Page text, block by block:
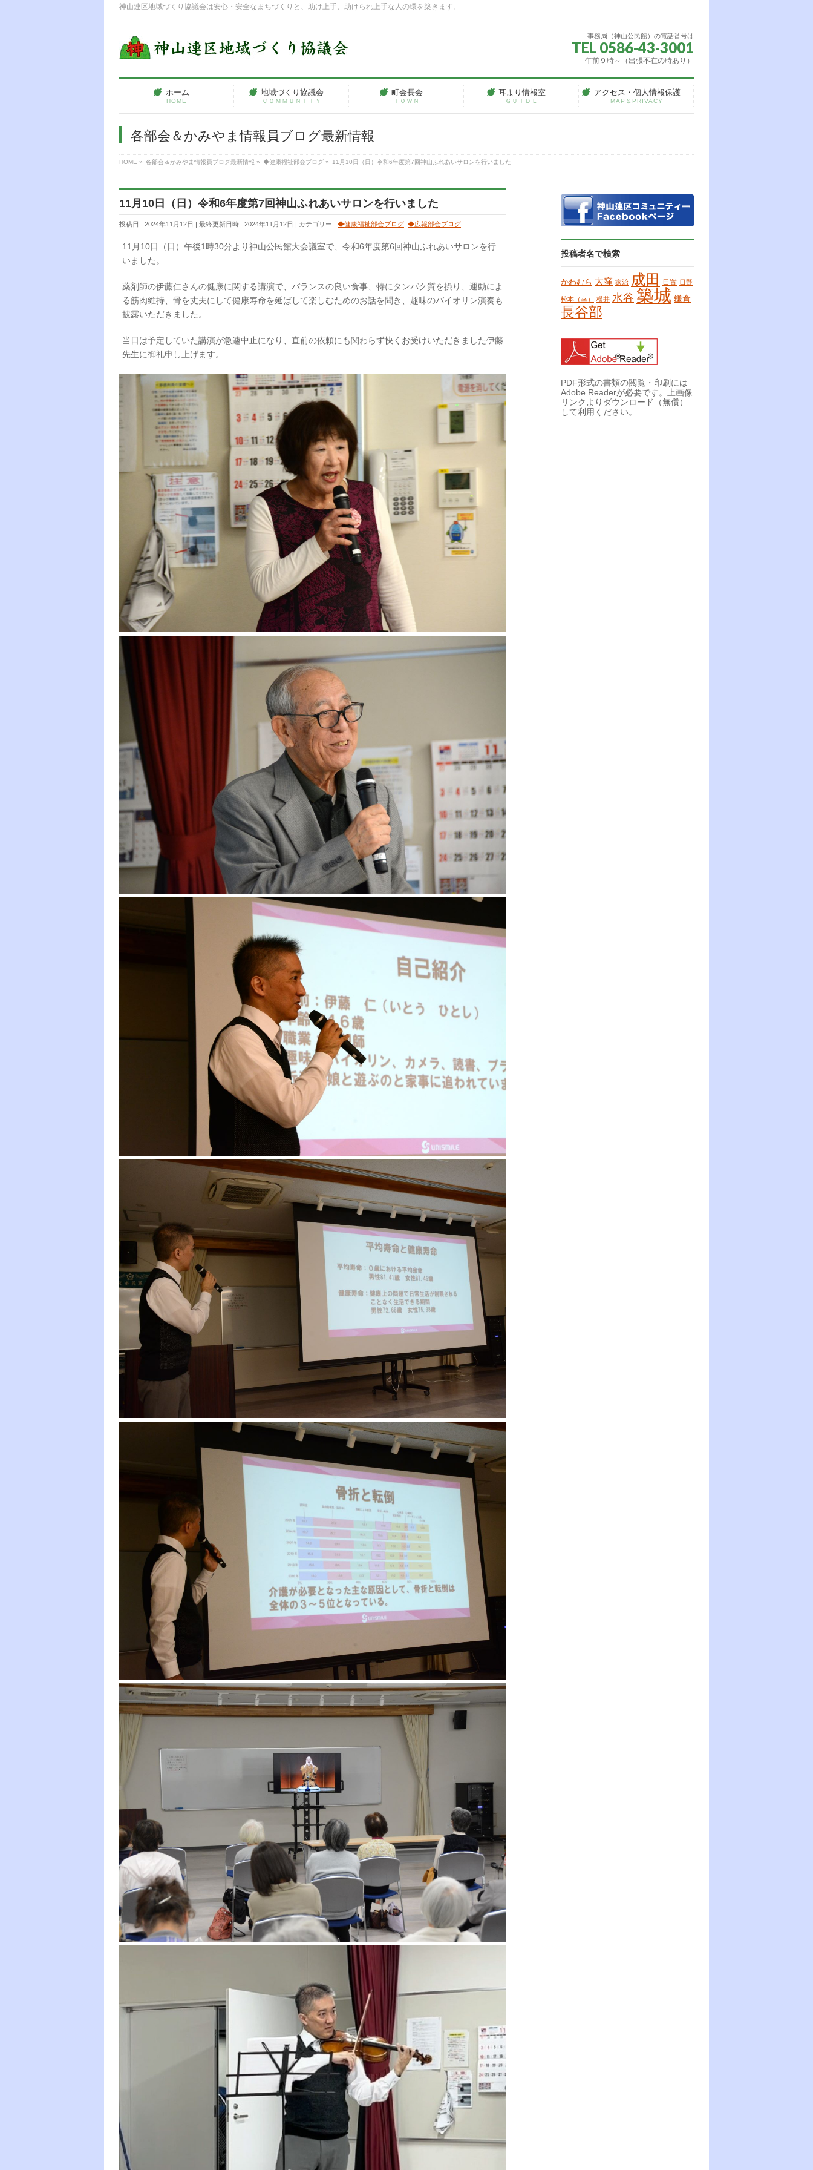
神山連区地域づくり協議会は安心・安全なまちづくりと、助け上手、助けられ上手な人の環を築きます。
事務局（神山公民館）の電話番号は
TEL 0586-43-3001
午前９時～（出張不在の時あり）
ホーム
HOME
地域づくり協議会
ＣＯＭＭＵＮＩＴＹ
町会長会
ＴＯＷＮ
耳より情報室
ＧＵＩＤＥ
アクセス・個人情報保護
MAP＆PRIVACY
各部会＆かみやま情報員ブログ最新情報
HOME » 各部会＆かみやま情報員ブログ最新情報 » ◆健康福祉部会ブログ » 11月10日（日）令和6年度第7回神山ふれあいサロンを行いました
11月10日（日）令和6年度第7回神山ふれあいサロンを行いました
投稿日 : 2024年11月12日 最終更新日時 : 2024年11月12日 カテゴリー : ◆健康福祉部会ブログ ◆広報部会ブログ
11月10日（日）午後1時30分より神山公民館大会議室で、令和6年度第6回神山ふれあいサロンを行
いました。
薬剤師の伊藤仁さんの健康に関する講演で、バランスの良い食事、特にタンパク質を摂り、運動によ
る筋肉維持、骨を丈夫にして健康寿命を延ばして楽しむためのお話を聞き、趣味のバイオリン演奏も
披露いただきました。
当日は予定していた講演が急遽中止になり、直前の依頼にも関わらず快くお受けいただきました伊藤
先生に御礼申し上げます。
投稿者名で検索
かわむら 大窪 家治 成田 日置 日野
松本（幸） 横井 水谷 築城 鎌倉
長谷部
PDF形式の書類の閲覧・印刷には
Adobe Readerが必要です。上画像
リンクよりダウンロード（無償）
して利用ください。